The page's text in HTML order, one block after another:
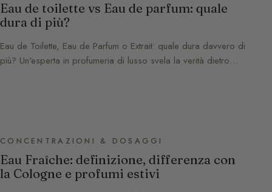
Eau de toilette vs Eau de parfum: quale
dura di più?
Eau de Toilette, Eau de Parfum o Extrait: quale dura davvero di
più? Un'esperta in profumeria di lusso svela la verità dietro…
CONCENTRAZIONI & DOSAGGI
Eau Fraîche: definizione, differenza con
la Cologne e profumi estivi